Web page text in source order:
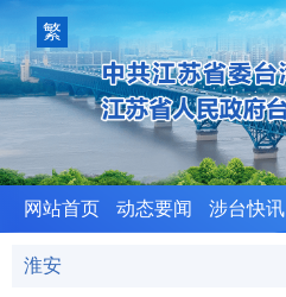
繁
體
版
网站首页 动态要闻 涉台快讯
淮安